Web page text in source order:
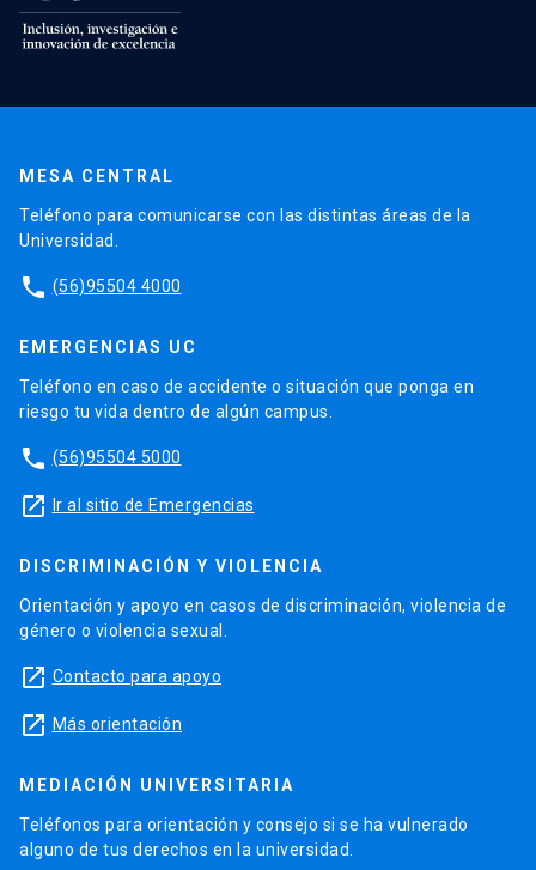
MESA CENTRAL
Teléfono para comunicarse con las distintas áreas de la
Universidad.
phone (56)95504 4000
EMERGENCIAS UC
Teléfono en caso de accidente o situación que ponga en
riesgo tu vida dentro de algún campus.
phone (56)95504 5000
launch Ir al sitio de Emergencias
DISCRIMINACIÓN Y VIOLENCIA
Orientación y apoyo en casos de discriminación, violencia de
género o violencia sexual.
launch Contacto para apoyo
launch Más orientación
MEDIACIÓN UNIVERSITARIA
Teléfonos para orientación y consejo si se ha vulnerado
alguno de tus derechos en la universidad.